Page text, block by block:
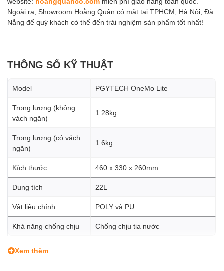
Ngoài ra, Showroom Hoằng Quân có mặt tại TPHCM, Hà Nội, Đà
Nẵng để quý khách có thể đến trải nghiệm sản phẩm tốt nhất!
THÔNG SỐ KỸ THUẬT
Model PGYTECH OneMo Lite
Trọng lượng (không
vách ngăn)
1.28kg
Trọng lượng (có vách
ngăn)
1.6kg
Kích thước 460 x 330 x 260mm
Dung tích 22L
Vật liệu chính POLY và PU
Khả năng chống chịu Chống chịu tia nước
Xem thêm